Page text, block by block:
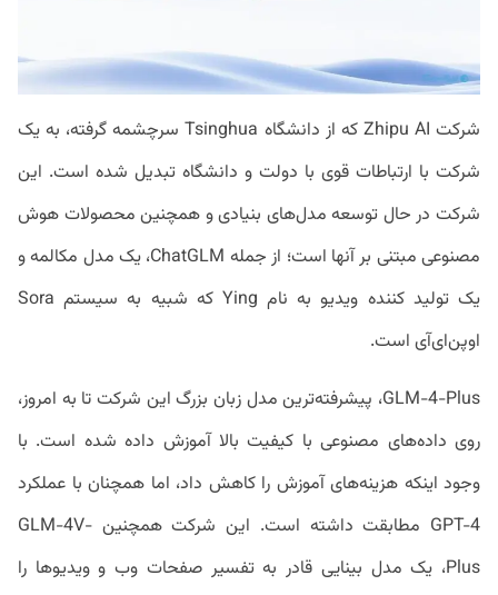
شرکت Zhipu AI که از دانشگاه Tsinghua سرچشمه گرفته، به یک
شرکت با ارتباطات قوی با دولت و دانشگاه تبدیل شده است. این
شرکت در حال توسعه مدل‌های بنیادی و همچنین محصولات هوش
مصنوعی مبتنی بر آنها است؛ از جمله ChatGLM، یک مدل مکالمه و
یک تولید کننده ویدیو به نام Ying که شبیه به سیستم Sora
اوپن‌ای‌آی است.
GLM-4-Plus، پیشرفته‌ترین مدل زبان بزرگ این شرکت تا به امروز،
روی داده‌های مصنوعی با کیفیت بالا آموزش داده شده است. با
وجود اینکه هزینه‌های آموزش را کاهش داد، اما همچنان با عملکرد
GPT-4 مطابقت داشته است. این شرکت همچنین GLM-4V-
Plus، یک مدل بینایی قادر به تفسیر صفحات وب و ویدیوها را